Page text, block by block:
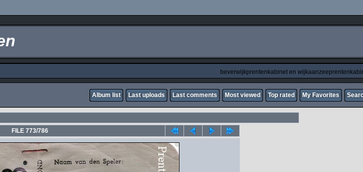
beverwijkprentenkabinet en
Album list Last uploads Last comments Most viewed Top rated My Favorites
FILE 773/786